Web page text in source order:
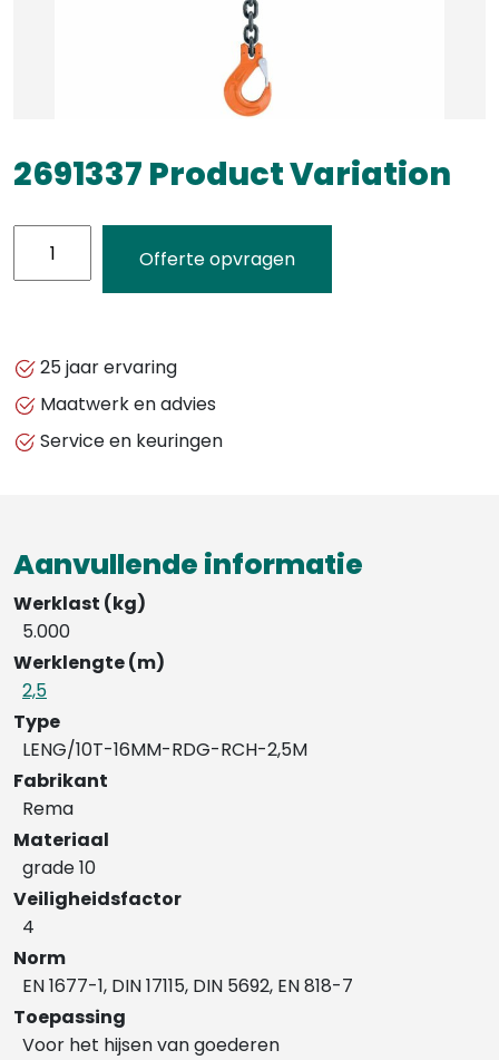
2691337 Product Variation
Offerte opvragen
25 jaar ervaring
Maatwerk en advies
Service en keuringen
Aanvullende informatie
Werklast (kg)
5.000
Werklengte (m)
2,5
Type
LENG/10T-16MM-RDG-RCH-2,5M
Fabrikant
Rema
Materiaal
grade 10
Veiligheidsfactor
4
Norm
EN 1677-1, DIN 17115, DIN 5692, EN 818-7
Toepassing
Voor het hijsen van goederen